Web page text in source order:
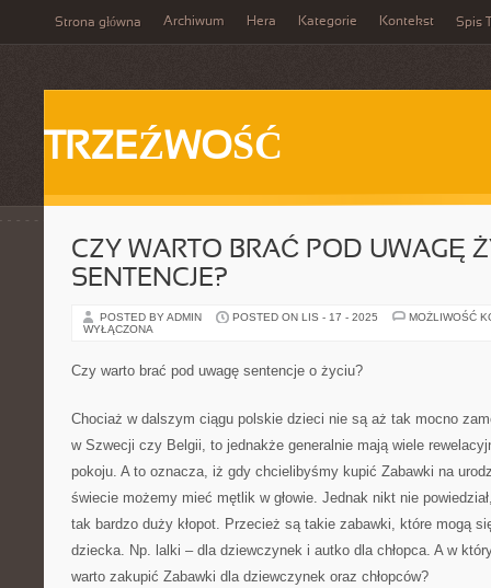
Strona główna Archiwum Hera Kategorie Kontekst Spis
TRZEŹWOŚĆ
CZY WARTO BRAĆ POD UWAGĘ
SENTENCJE?
POSTED BY ADMIN POSTED ON LIS - 17 - 2025
MOŻLIWOŚĆ
WYŁĄCZONA
Czy warto brać pod uwagę sentencje o życiu?
Chociaż w dalszym ciągu polskie dzieci nie są aż tak mocno
w Szwecji czy Belgii, to jednakże generalnie mają wiele
pokoju. A to oznacza, iż gdy chcielibyśmy kupić Zabawki na
świecie możemy mieć mętlik w głowie. Jednak nikt nie
tak bardzo duży kłopot. Przecież są takie zabawki, które mogą
dziecka. Np. lalki – dla dziewczynek i autko dla chłopca. A w
warto zakupić Zabawki dla dziewczynek oraz chłopców?